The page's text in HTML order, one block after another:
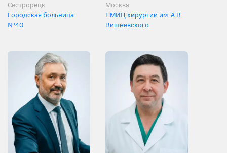
Сестрорецк
Городская больница
№40
Москва
НМИЦ хирургии им. А.В.
Вишневского